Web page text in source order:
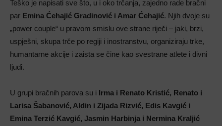
Teško je napisati sve što, u i oko trčanja, zajedno rade bračni
par Emina Ćehajić Gradinović i Amar Ćehajić. Njih dvoje su
„power couple“ u pravom smislu ove strane riječi – jaki, brzi,
uspješni, skupa trče po regiji i inostranstvu, organiziraju trke,
humantarne akcije i zaista se čine kao svestrane atlete i divni
ljudi.
U grupi bračnih parova su i Irma i Renato Kristić, Renato i
Larisa Šabanović, Aldin i Zijada Rizvić, Edis Kavgić i
Emina Terzić Kavgić, Jasmin Harbinja i Nermina Kraljić